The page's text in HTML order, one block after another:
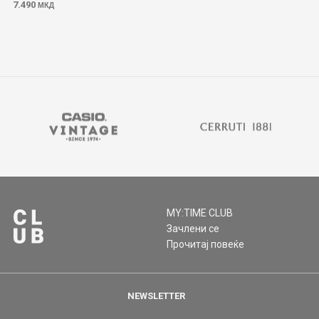
7.490 МКД
MY:TIME CLUB
Зачлени се
Прочитај повеќе
NEWSLETTER